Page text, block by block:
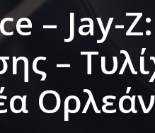
– Jay-
–